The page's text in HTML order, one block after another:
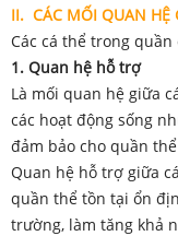
II. CÁC MỐI QUAN HỆ
Các cá thể trong
1. Quan hệ hỗ trợ
Là mối quan hệ giữa
các hoạt động sống
đảm bảo cho quần
Quan hệ hỗ trợ giữa
quần thể tồn tại ổn
trường, làm tăng khả